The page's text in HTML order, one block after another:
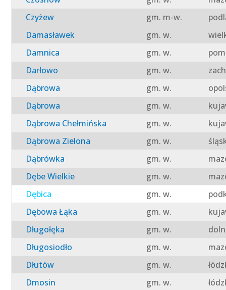
Czyżew
gm. m-w.
Damasławek
gm. w.
Damnica
gm. w.
Darłowo
gm. w.
Dąbrowa
gm. w.
Dąbrowa
gm. w.
Dąbrowa Chełmińska
gm. w.
Dąbrowa Zielona
gm. w.
Dąbrówka
gm. w.
Dębe Wielkie
gm. w.
Dębica
gm. w.
Dębowa Łąka
gm. w.
Długołęka
gm. w.
Długosiodło
gm. w.
Dłutów
gm. w.
Dmosin
gm. w.